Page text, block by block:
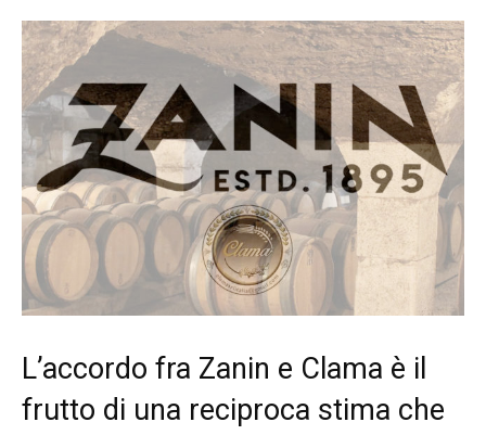
L’accordo fra Zanin e Clama è il
frutto di una reciproca stima che